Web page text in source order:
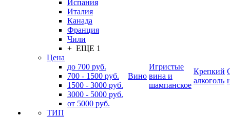
Испания
Италия
Канада
Франция
Чили
+ ЕЩЕ 1
Цена
до 700 руб.
700 - 1500 руб.
1500 - 3000 руб.
3000 - 5000 руб.
от 5000 руб.
ТИП
Вино
Игристые
вина и
шампанское
Крепкий
алкоголь